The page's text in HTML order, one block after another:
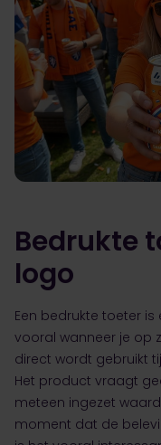
Bedrukte
logo
Een bedrukte toeter is
vooral wanneer je op
direct wordt gebruikt
Het product vraagt
meteen ingezet
moment dat de